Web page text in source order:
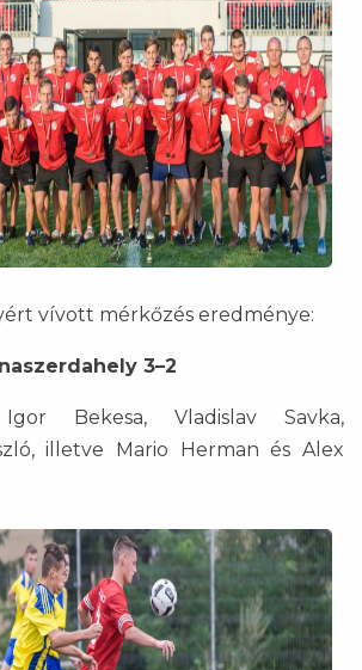
vívott mérkőzés eredménye:
3–2
Igor Bekesa, Vladislav Savka,
illetve Mario Herman és Alex